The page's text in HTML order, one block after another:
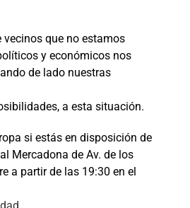
que no estamos
y económicos nos
de lado nuestras
a esta situación.
si estás en disposición de
Mercadona de Av. de los
a partir de las 19:30 en el